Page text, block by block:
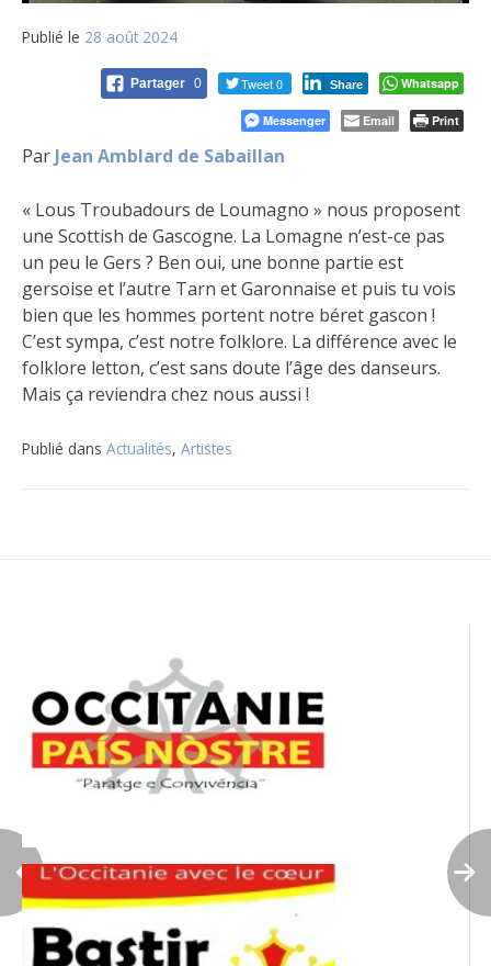
Publié le 28 août 2024
Partager 0 Tweet 0 Share Whatsapp
Messenger Email Print
Par Jean Amblard de Sabaillan
« Lous Troubadours de Loumagno » nous proposent
une Scottish de Gascogne. La Lomagne n’est-ce pas
un peu le Gers ? Ben oui, une bonne partie est
gersoise et l’autre Tarn et Garonnaise et puis tu vois
bien que les hommes portent notre béret gascon !
C’est sympa, c’est notre folklore. La différence avec le
folklore letton, c’est sans doute l’âge des danseurs.
Mais ça reviendra chez nous aussi !
Publié dans Actualités, Artistes